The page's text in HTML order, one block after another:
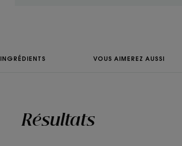
Parfum relaxant aux
INGRÉDIENTS VOUS AIMEREZ AUSSI
Résultats